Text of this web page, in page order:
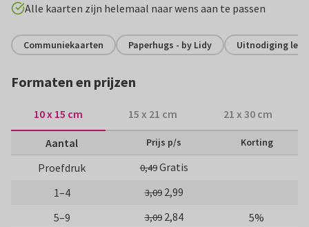
Alle kaarten zijn helemaal naar wens aan te passen
Communiekaarten Paperhugs - by Lidy Uitnodiging
Formaten en prijzen
10 x 15 cm 15 x 21 cm 21 x 30 cm
Aantal Prijs p/s Korting
Proefdruk 0,49Gratis
1–4
3,09 2,99
5–9
3,09 2,84
5%